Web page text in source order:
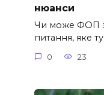
нюанси
Чи може ФОП
питання, яке
0 23